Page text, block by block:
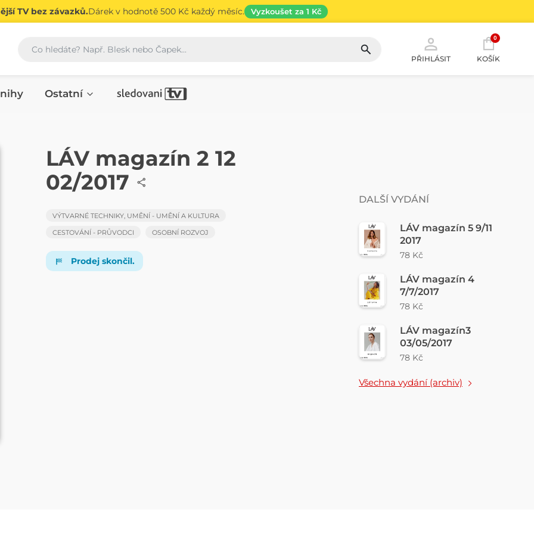
TV bez závazků.Dárek v hodnotě 500 Kč každý měsíc. Vyzkoušet za 1 Kč
Vyhledávání
PŘIHLÁSIT
0
KOŠÍK
Ostatní
ČASOPIS
LÁV magazín 2 12
02/2017
VÝTVARNÉ TECHNIKY, UMĚNÍ - UMĚNÍ A KULTURA
CESTOVÁNÍ - PRŮVODCI
OSOBNÍ ROZVOJ
Prodej skončil.
DALŠÍ VYDÁNÍ
LÁV magazín 5 9/11
2017
78 Kč
LÁV magazín 4
7/7/2017
78 Kč
LÁV magazín3
03/05/2017
78 Kč
Všechna vydání (archiv)